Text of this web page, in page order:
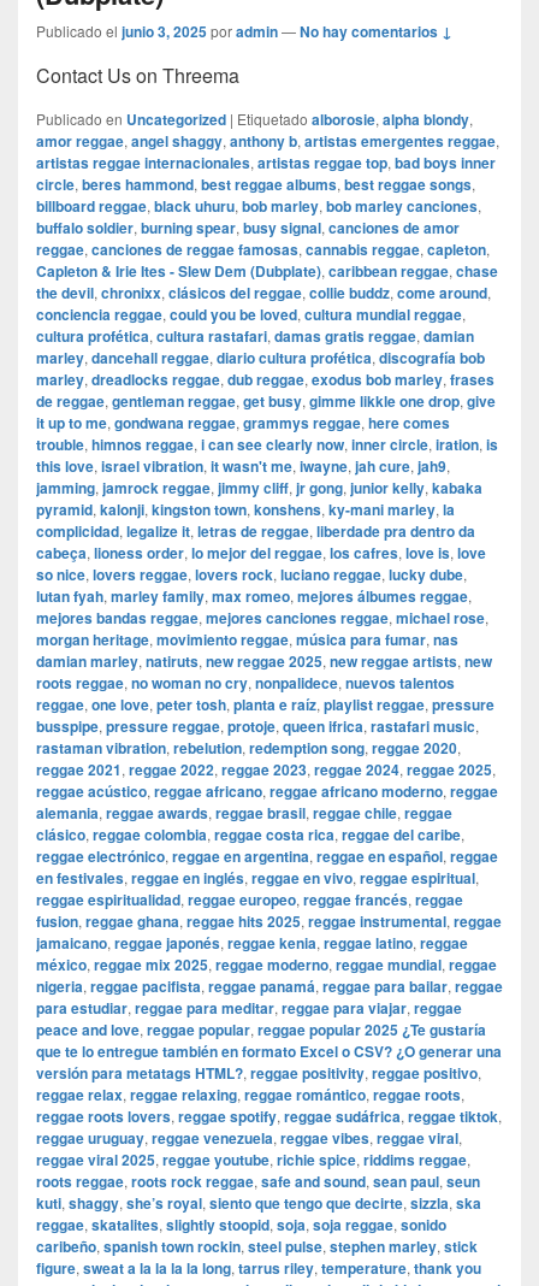
Publicado el junio 3, 2025poradmin—No hay comentarios ↓
Contact Us on Threema
Publicado en Uncategorized | Etiquetado alborosie, alpha blondy,
amor reggae, angel shaggy, anthony b, artistas emergentes reggae,
artistas reggae internacionales, artistas reggae top, bad boys inner
circle, beres hammond, best reggae albums, best reggae songs,
billboard reggae, black uhuru, bob marley, bob marley canciones,
buffalo soldier, burning spear, busy signal, canciones de amor
reggae, canciones de reggae famosas, cannabis reggae, capleton,
Capleton & Irie Ites - Slew Dem (Dubplate), caribbean reggae, chase
the devil, chronixx, clásicos del reggae, collie buddz, come around,
conciencia reggae, could you be loved, cultura mundial reggae,
cultura profética, cultura rastafari, damas gratis reggae, damian
marley, dancehall reggae, diario cultura profética, discografía bob
marley, dreadlocks reggae, dub reggae, exodus bob marley, frases
de reggae, gentleman reggae, get busy, gimme likkle one drop, give
it up to me, gondwana reggae, grammys reggae, here comes
trouble, himnos reggae, i can see clearly now, inner circle, iration, is
this love, israel vibration, it wasn't me, iwayne, jah cure, jah9,
jamming, jamrock reggae, jimmy cliff, jr gong, junior kelly, kabaka
pyramid, kalonji, kingston town, konshens, ky-mani marley, la
complicidad, legalize it, letras de reggae, liberdade pra dentro da
cabeça, lioness order, lo mejor del reggae, los cafres, love is, love
so nice, lovers reggae, lovers rock, luciano reggae, lucky dube,
lutan fyah, marley family, max romeo, mejores álbumes reggae,
mejores bandas reggae, mejores canciones reggae, michael rose,
morgan heritage, movimiento reggae, música para fumar, nas
damian marley, natiruts, new reggae 2025, new reggae artists, new
roots reggae, no woman no cry, nonpalidece, nuevos talentos
reggae, one love, peter tosh, planta e raíz, playlist reggae, pressure
busspipe, pressure reggae, protoje, queen ifrica, rastafari music,
rastaman vibration, rebelution, redemption song, reggae 2020,
reggae 2021, reggae 2022, reggae 2023, reggae 2024, reggae 2025,
reggae acústico, reggae africano, reggae africano moderno, reggae
alemania, reggae awards, reggae brasil, reggae chile, reggae
clásico, reggae colombia, reggae costa rica, reggae del caribe,
reggae electrónico, reggae en argentina, reggae en español, reggae
en festivales, reggae en inglés, reggae en vivo, reggae espiritual,
reggae espiritualidad, reggae europeo, reggae francés, reggae
fusion, reggae ghana, reggae hits 2025, reggae instrumental, reggae
jamaicano, reggae japonés, reggae kenia, reggae latino, reggae
méxico, reggae mix 2025, reggae moderno, reggae mundial, reggae
nigeria, reggae pacifista, reggae panamá, reggae para bailar, reggae
para estudiar, reggae para meditar, reggae para viajar, reggae
peace and love, reggae popular, reggae popular 2025 ¿Te gustaría
que te lo entregue también en formato Excel o CSV? ¿O generar una
versión para metatags HTML?, reggae positivity, reggae positivo,
reggae relax, reggae relaxing, reggae romántico, reggae roots,
reggae roots lovers, reggae spotify, reggae sudáfrica, reggae tiktok,
reggae uruguay, reggae venezuela, reggae vibes, reggae viral,
reggae viral 2025, reggae youtube, richie spice, riddims reggae,
roots reggae, roots rock reggae, safe and sound, sean paul, seun
kuti, shaggy, she’s royal, siento que tengo que decirte, sizzla, ska
reggae, skatalites, slightly stoopid, soja, soja reggae, sonido
caribeño, spanish town rockin, steel pulse, stephen marley, stick
figure, sweat a la la la la long, tarrus riley, temperature, thank you